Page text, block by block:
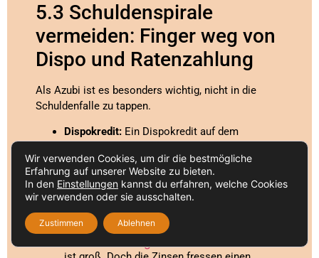
5.3 Schuldenspirale
vermeiden: Finger weg von
Dispo und Ratenzahlung
Als Azubi ist es besonders wichtig, nicht in die
Schuldenfalle zu tappen.
Dispokredit: Ein Dispokredit auf dem
Zinsen dafür sind extrem hoch. Versuche,
niemals ins Minus zu rutschen. Wenn es doch
passiert, gleiche den Betrag so schnell wie
möglich aus.
Ratenzahlungen:Der Reiz, sich etwas sofort
Wir verwenden Cookies, um dir die bestmögliche
Erfahrung auf unserer Website zu bieten.
In den Einstellungen kannst du erfahren, welche Cookies
wir verwenden oder sie ausschalten.
Zustimmen Ablehnen